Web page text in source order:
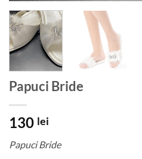
Papuci Bride
130 lei
Papuci Bride